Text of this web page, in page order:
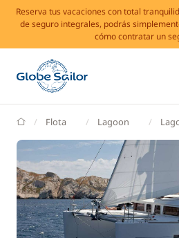
Reserva tus vacaciones con total
de seguro integrales, podrás
cómo contratar un
GlobeSailor
Flota Lagoon